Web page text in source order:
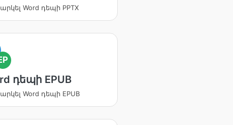
Word դեպի PPTX
դեպի EPUB
Word դեպի EPUB